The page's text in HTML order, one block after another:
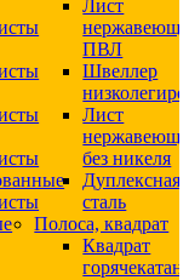
Лист
ПВЛ
Швеллер
Лист
без никеля
Дуплексная
сталь
Полоса, квадрат
Квадрат